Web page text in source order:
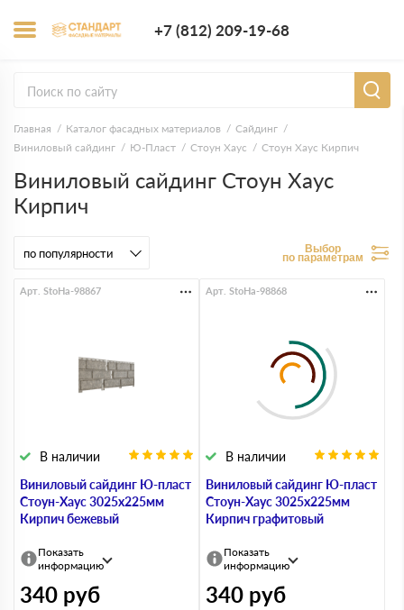
+7 (812) 209-19-68
Главная Каталог фасадных материалов
Сайдинг
Виниловый сайдинг
Ю-Пласт Стоун Хаус Стоун Хаус Кирпич
Виниловый сайдинг Стоун Хаус
Кирпич
Выбор
по параметрам
Виниловый сайдинг Ю-пласт
Стоун-Хаус 3025х225мм
Кирпич бежевый
В наличии
Арт. StoHa-98867
Показать
информацию
340 руб
Виниловый сайдинг Ю-пласт
Стоун-Хаус 3025х225мм
Кирпич графитовый
В наличии
Арт. StoHa-98868
Показать
информацию
340 руб